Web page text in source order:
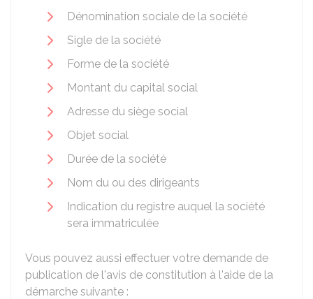
Dénomination sociale de la société
Sigle de la société
Forme de la société
Montant du capital social
Adresse du siège social
Objet social
Durée de la société
Nom du ou des dirigeants
Indication du registre auquel la société
sera immatriculée
Vous pouvez aussi effectuer votre demande de
publication de l'avis de constitution à l'aide de la
démarche suivante :